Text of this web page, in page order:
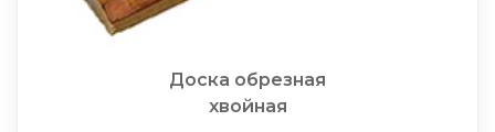
Доска обрезная
хвойная